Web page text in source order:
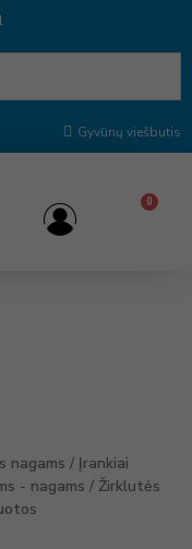
Gyvūnų viešbutis
0
nagams / Įrankiai
- nagams / Žirklutės